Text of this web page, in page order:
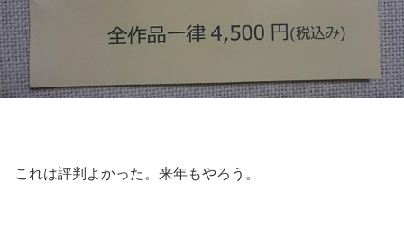
これは評判よかった。来年もやろう。